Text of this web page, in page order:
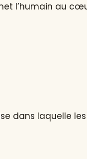
l’humain au
dans laquelle